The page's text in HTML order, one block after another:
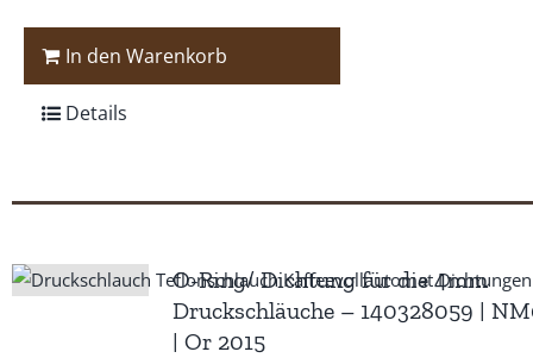
In den Warenkorb
Details
O-Ring/ Dichtung für die 4mm
Druckschläuche – 140328059 |
| Or 2015